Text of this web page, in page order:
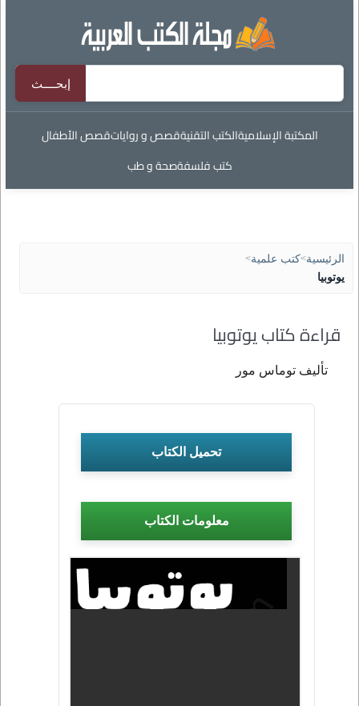
المكتبة الإسلاميةالكتب التقنيةقصص و رواياتقصص الأطفال
كتب فلسفةصحة و طب
الرئيسية>كتب علمية>
يوتوبيا
قراءة كتاب يوتوبيا
تأليف توماس مور
تحميل الكتاب
معلومات الكتاب